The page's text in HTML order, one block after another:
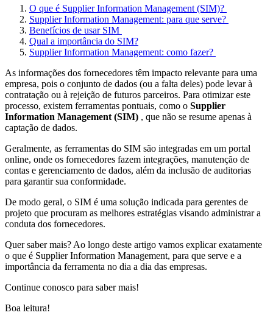
O que é Supplier Information Management (SIM)?
Supplier Information Management: para que serve?
Benefícios de usar SIM
Qual a importância do SIM?
Supplier Information Management: como fazer?
As informações dos fornecedores têm impacto relevante para uma
empresa, pois o conjunto de dados (ou a falta deles) pode levar à
contratação ou à rejeição de futuros parceiros. Para otimizar este
processo, existem ferramentas pontuais, como o Supplier
Information Management (SIM) , que não se resume apenas à
captação de dados.
Geralmente, as ferramentas do SIM são integradas em um portal
online, onde os fornecedores fazem integrações, manutenção de
contas e gerenciamento de dados, além da inclusão de auditorias
para garantir sua conformidade.
De modo geral, o SIM é uma solução indicada para gerentes de
projeto que procuram as melhores estratégias visando administrar a
conduta dos fornecedores.
Quer saber mais? Ao longo deste artigo vamos explicar exatamente
o que é Supplier Information Management, para que serve e a
importância da ferramenta no dia a dia das empresas.
Continue conosco para saber mais!
Boa leitura!